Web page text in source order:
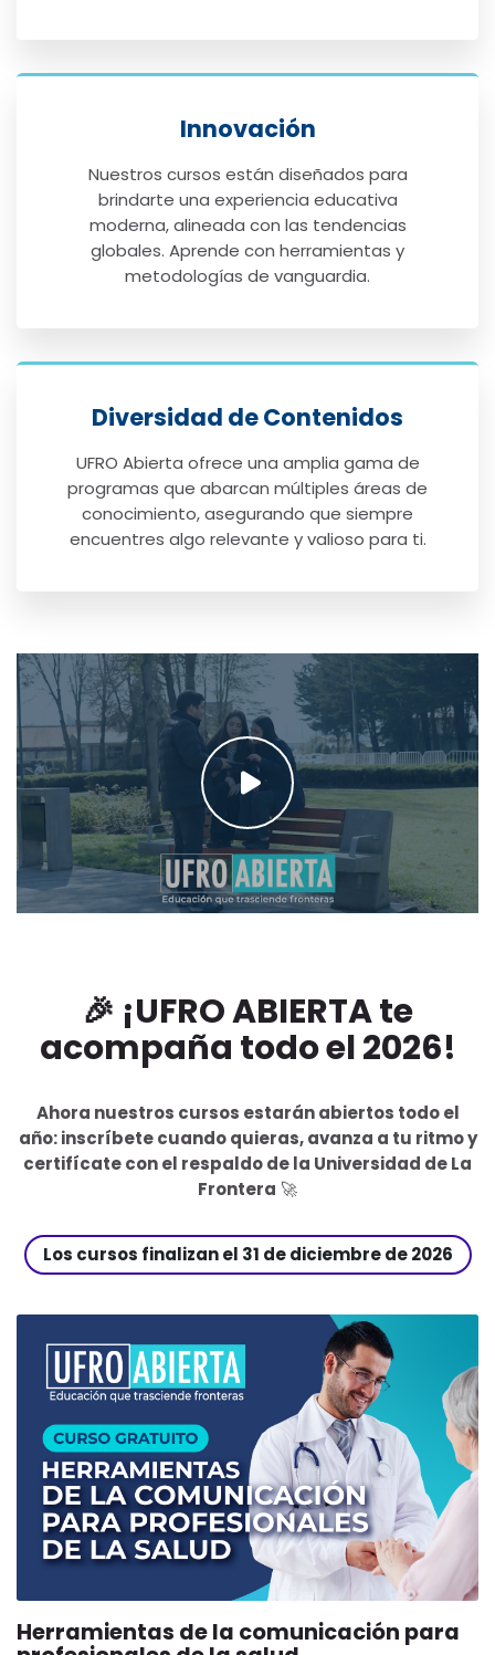
Innovación
Nuestros cursos están diseñados para
brindarte una experiencia educativa
moderna, alineada con las tendencias
globales. Aprende con herramientas y
metodologías de vanguardia.
Diversidad de Contenidos
UFRO Abierta ofrece una amplia gama de
programas que abarcan múltiples áreas de
conocimiento, asegurando que siempre
encuentres algo relevante y valioso para ti.
🎉 ¡UFRO ABIERTA te
acompaña todo el 2026!
Ahora nuestros cursos estarán abiertos todo el
año: inscríbete cuando quieras, avanza a tu ritmo y
certifícate con el respaldo de la Universidad de La
Frontera 🚀
Los cursos finalizan el 31 de diciembre de 2026
Herramientas de la comunicación para